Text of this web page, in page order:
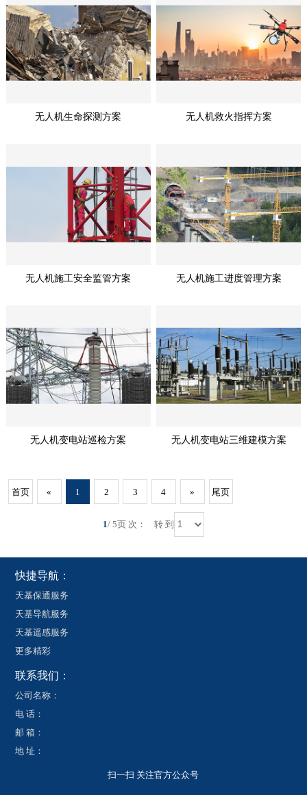
无人机生命探测方案 无人机救火指挥方案
无人机施工安全监管方案 无人机施工进度管理方案
无人机变电站巡检方案 无人机变电站三维建模方案
首页 « 1 2 3 4 » 尾页
1/ 5页 次： 转 到
快捷导航：
天基保通服务
天基导航服务
天基遥感服务
更多精彩
联系我们：
公司名称：
电 话：
邮 箱：
地 址：
扫一扫 关注官方公众号